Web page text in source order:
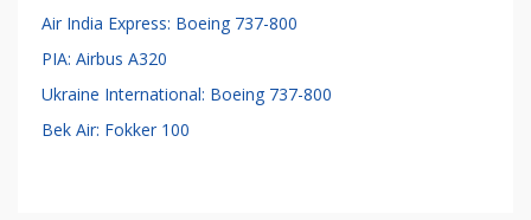
Air India Express: Boeing 737-800
PIA: Airbus A320
Ukraine International: Boeing 737-800
Bek Air: Fokker 100